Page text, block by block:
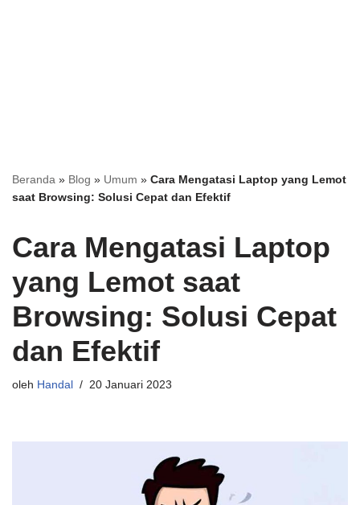
Beranda » Blog » Umum » Cara Mengatasi Laptop yang Lemot
saat Browsing: Solusi Cepat dan Efektif
Cara Mengatasi Laptop
yang Lemot saat
Browsing: Solusi Cepat
dan Efektif
oleh Handal 20 Januari 2023